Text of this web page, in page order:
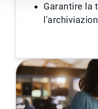
Garantire la